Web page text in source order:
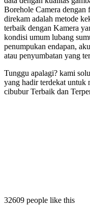
Borehole Camera dengan
direkam adalah metode
terbaik dengan Kamera
kondisi umum lubang
penumpukan endapan,
atau penyumbatan yang
Tunggu apalagi? kami
yang hadir terdekat untuk
cibubur Terbaik dan
32609 people like this